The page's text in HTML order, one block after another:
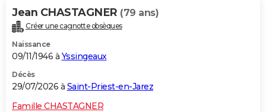
Jean CHASTAGNER (79 ans)
Créer une cagnotte obsèques
Naissance
09/11/1946 à Yssingeaux
Décès
29/07/2026 à Saint-Priest-en-Jarez
Famille CHASTAGNER